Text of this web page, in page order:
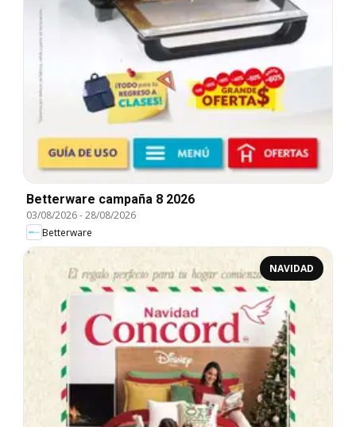
Betterware campaña 8 2026
03/08/2026-28/08/2026
Betterware
NAVIDAD